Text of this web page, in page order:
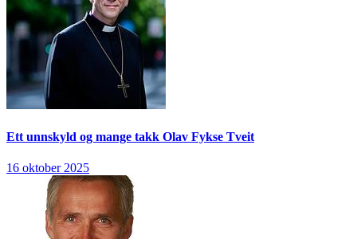
Ett unnskyld og mange takk Olav Fykse Tveit
16 oktober 2025